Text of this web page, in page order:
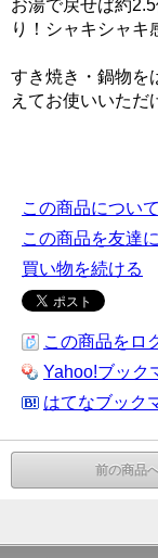
お湯で戻せば約
り！シャキシャキ
すき焼き・鍋物を
えてお使いいただ
この商品につい
この商品を友達
買い物を続ける
この商品をロ
Yahoo!ブック
はてなブック
前の商品